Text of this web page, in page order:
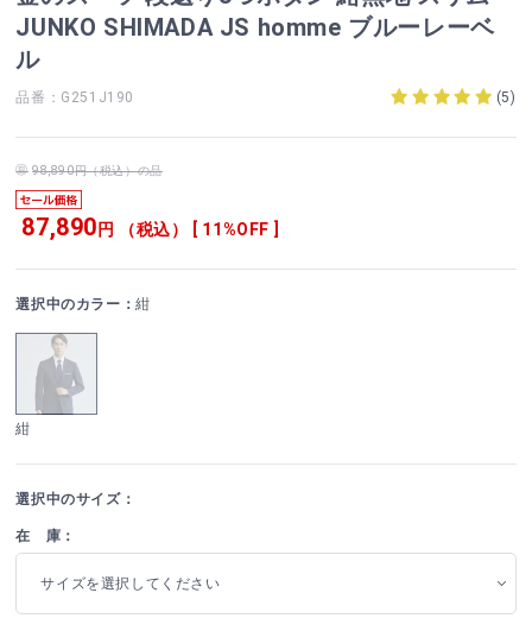
JUNKO SHIMADA JS homme ブルーレーベ
ル
品番：G251J190 (5)
98,890円（税込）の品
87,890 円 （税込） [ 11%OFF ]
選択中のカラー：紺
紺
選択中のサイズ：
在 庫：
サイズを選択してください